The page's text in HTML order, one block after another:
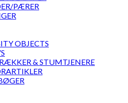
PÆRER
OBJECTS
& STUMTJENERE